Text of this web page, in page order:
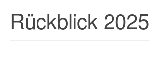
Rückblick 2025